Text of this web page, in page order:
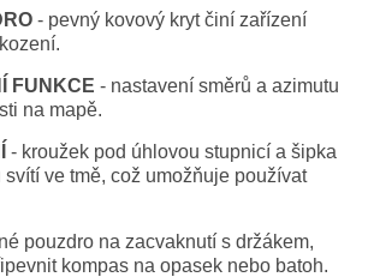
- pevný kovový kryt činí zařízení
FUNKCE - nastavení směrů a azimutu
na mapě.
- kroužek pod úhlovou stupnicí a šipka
ve tmě, což umožňuje používat
pouzdro na zacvaknutí s držákem,
kompas na opasek nebo batoh.